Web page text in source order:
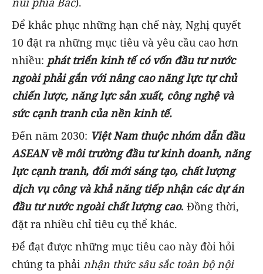
Để khắc phục những hạn chế này, Nghị quyết
10 đặt ra những mục tiêu và yêu cầu cao hơn
nhiều: phát triển kinh tế có vốn đầu tư nước
ngoài phải gắn với nâng cao năng lực tự chủ
chiến lược, năng lực sản xuất, công nghệ và
sức cạnh tranh của nền kinh tế.
Đến năm 2030: Việt Nam thuộc nhóm dẫn đầu
ASEAN về môi trường đầu tư kinh doanh, năng
lực cạnh tranh, đổi mới sáng tạo, chất lượng
dịch vụ công và khả năng tiếp nhận các dự án
đầu tư nước ngoài chất lượng cao. Đồng thời,
đặt ra nhiều chỉ tiêu cụ thể khác.
Để đạt được những mục tiêu cao này đòi hỏi
chúng ta phải nhận thức sâu sắc toàn bộ nội